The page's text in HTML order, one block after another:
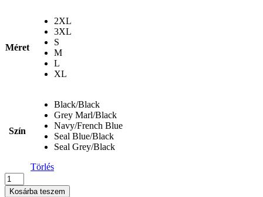
Méret
2XL
3XL
S
M
L
XL
Szín
Black/Black
Grey Marl/Black
Navy/French Blue
Seal Blue/Black
Seal Grey/Black
Törlés
Regatta
- Kosárba teszem